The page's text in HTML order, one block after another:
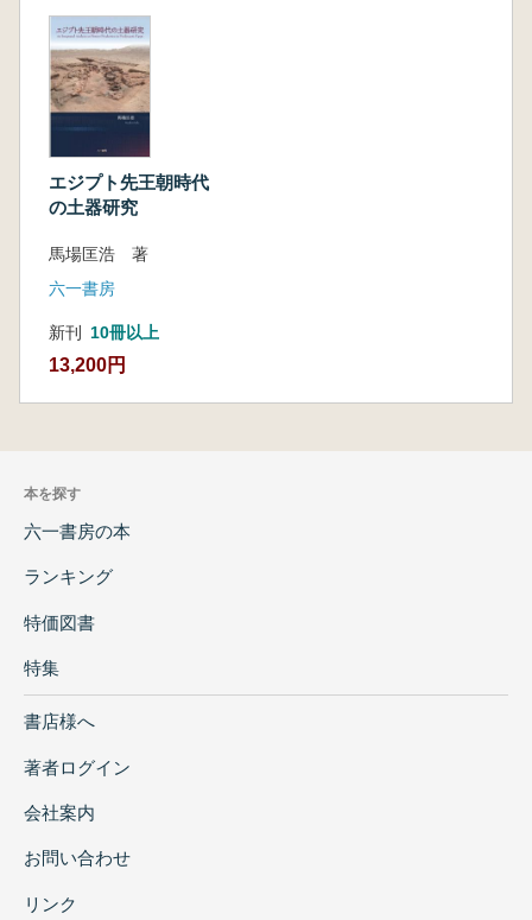
終章 まとめと展望
第1節 まとめ
第2節 展望
エジプト先王朝時代
の土器研究
馬場匡浩 著
六一書房
新刊 10冊以上
13,200円
本を探す
六一書房の本
ランキング
特価図書
特集
書店様へ
著者ログイン
会社案内
お問い合わせ
リンク